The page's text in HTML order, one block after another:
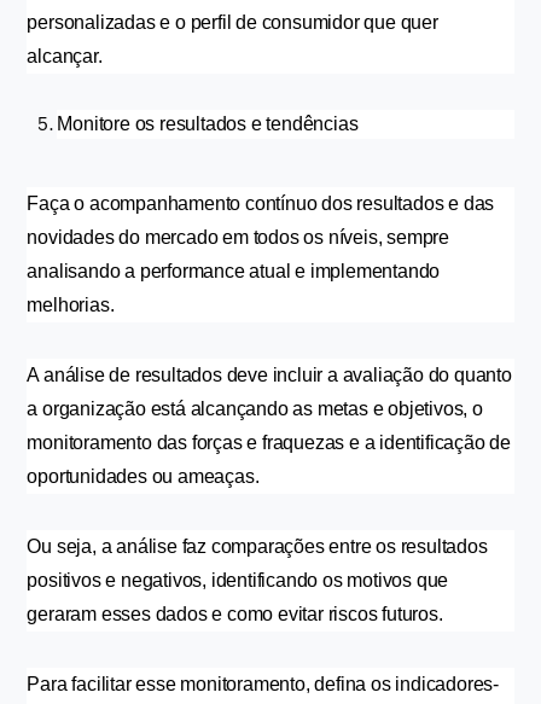
personalizadas e o perfil de consumidor que quer
alcançar.
Monitore os resultados e tendências
Faça o acompanhamento contínuo dos resultados e das
novidades do mercado em todos os níveis, sempre
analisando a performance atual e implementando
melhorias.
A análise de resultados deve incluir a avaliação do quanto
a organização está alcançando as metas e objetivos, o
monitoramento das forças e fraquezas e a identificação de
oportunidades ou ameaças.
Ou seja, a análise faz comparações entre os resultados
positivos e negativos, identificando os motivos que
geraram esses dados e como evitar riscos futuros.
Para facilitar esse monitoramento, defina os indicadores-